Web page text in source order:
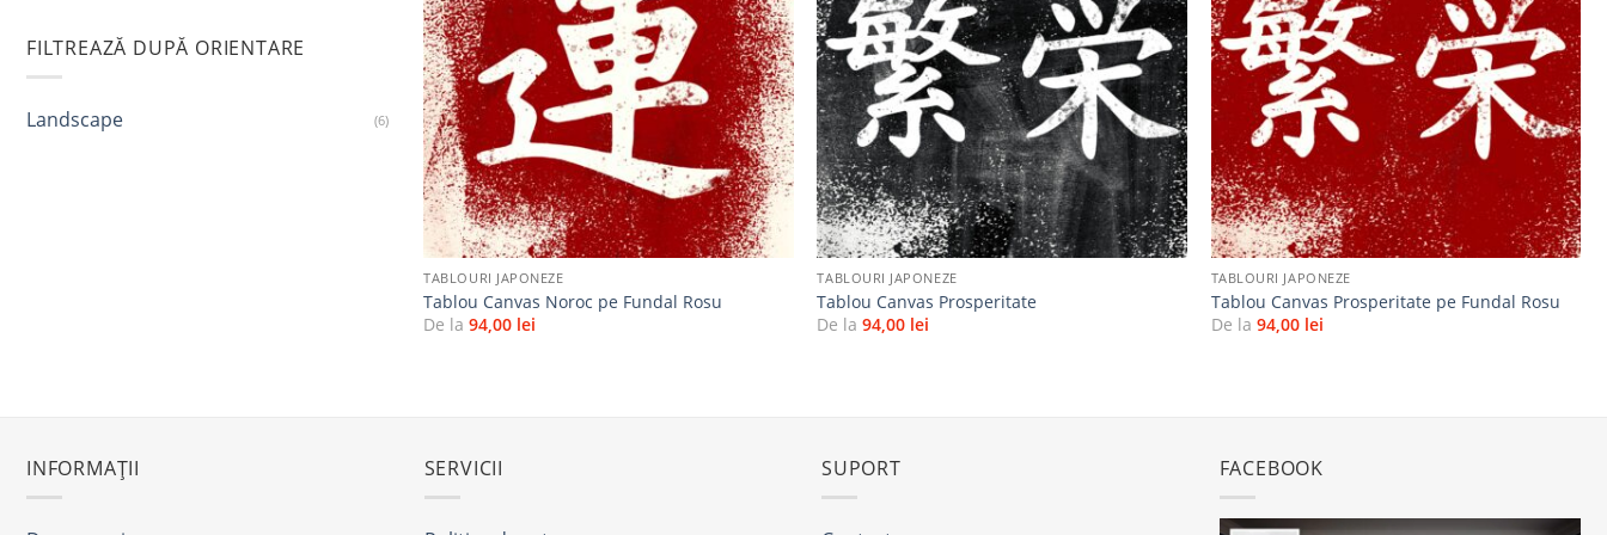
FILTREAZĂ DUPĂ ORIENTARE
Landscape (6)
la
favorite
+
TABLOURI JAPONEZE
Tablou Canvas Noroc pe Fundal Rosu
De la94,00 lei
la
favorite
+
TABLOURI JAPONEZE
Tablou Canvas Prosperitate
De la94,00 lei
favorite
+
TABLOURI JAPONEZE
Tablou Canvas Prosperitate pe Fundal Rosu
De la 94,00 lei
INFORMAȚII SERVICII SUPORT FACEBOOK